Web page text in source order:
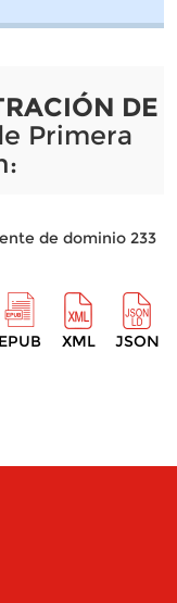
DE
Primera
de dominio 233
EPUB XML JSON